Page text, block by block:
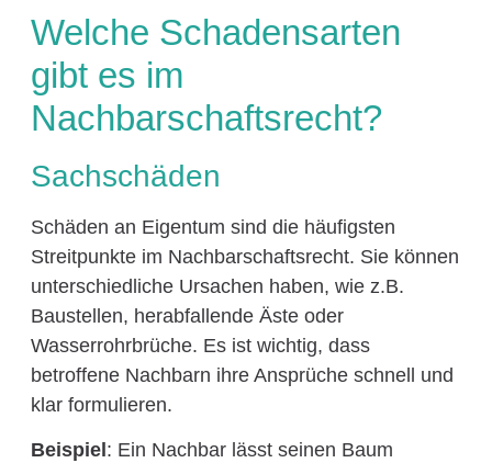
Welche Schadensarten
gibt es im
Nachbarschaftsrecht?
Sachschäden
Schäden an Eigentum sind die häufigsten
Streitpunkte im Nachbarschaftsrecht. Sie können
unterschiedliche Ursachen haben, wie z.B.
Baustellen, herabfallende Äste oder
Wasserrohrbrüche. Es ist wichtig, dass
betroffene Nachbarn ihre Ansprüche schnell und
klar formulieren.
Beispiel : Ein Nachbar lässt seinen Baum